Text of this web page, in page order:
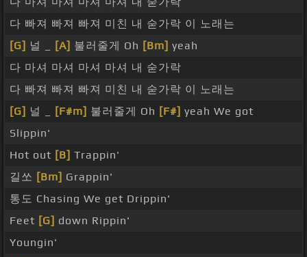
다 빠져 빠져 빠져 미친 내 숟가락 이 노래는
[G] 널 _ [A] 불러줄게 Oh [Bm] yeah
다 마셔 마셔 마셔 마셔 내 숟가락
다 빠져 빠져 빠져 미친 내 숟가락 이 노래는
[G] 널 _ [F#m] 불러줄게 Oh [F#] yeah We got
Slippin'
Hot out [B] Trappin'
길쏘 [Bm] Grappin'
통도 Chasing We get Drippin'
Feet [G] down Rippin'
Youngin'